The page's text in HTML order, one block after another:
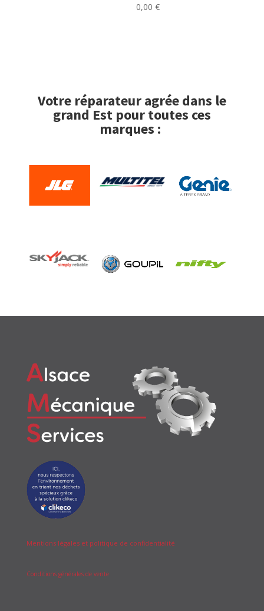
0,00€
Votre réparateur agrée dans le
grand Est pour toutes ces
marques :
Mentions légales et politique de confidentialité
Conditions générales de vente